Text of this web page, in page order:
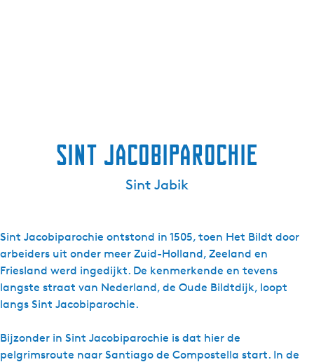
Sint Jacobiparochie
Sint Jabik
Sint Jacobiparochie ontstond in 1505, toen Het Bildt door
arbeiders uit onder meer Zuid-Holland, Zeeland en
Friesland werd ingedijkt. De kenmerkende en tevens
langste straat van Nederland, de Oude Bildtdijk, loopt
langs Sint Jacobiparochie.
Bijzonder in Sint Jacobiparochie is dat hier de
pelgrimsroute naar Santiago de Compostella start. In de